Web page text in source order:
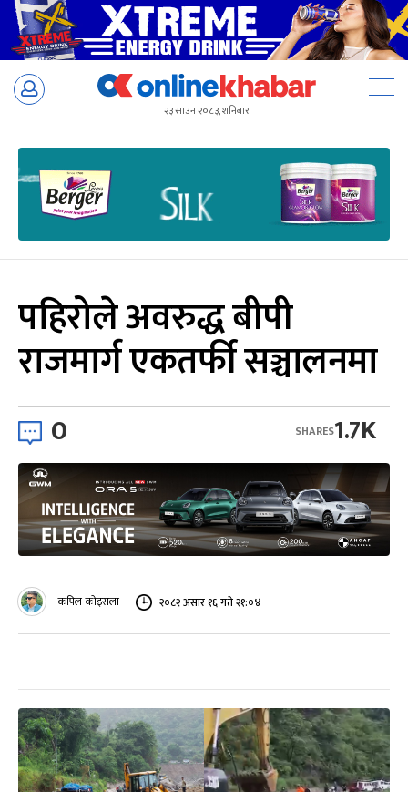
Skip
२३ साउन २०८३, शनिबार
पहिरोले अवरुद्ध बीपी
राजमार्ग एकतर्फी सञ्चालनमा
0 1.7K
SHARES
कपिल कोइराला २०८२ असार १६ गते २१:०४